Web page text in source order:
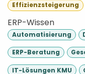
Effizienzsteigerung
ERP-Wissen
Automatisierung
ERP-Beratung
IT-Lösungen KMU